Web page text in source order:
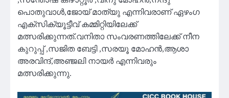
പൊതുവാൾ,ജോയ് മാത്യു എന്നിവരാണ് ഏഴംഗ
എക്സിക്യൂട്ടീവ് കമ്മിറ്റിയിലേക്ക്
മത്സരിക്കുന്നത്.വനിതാ സംവരണത്തിലേക്ക് നീന
കുറുപ്പ് ,സജിത ബേട്ടി ,സരയൂ മോഹൻ,ആശാ
അരവിന്ദ്,അഞ്ജലി നായർ എന്നിവരും
മത്സരിക്കുന്നു.